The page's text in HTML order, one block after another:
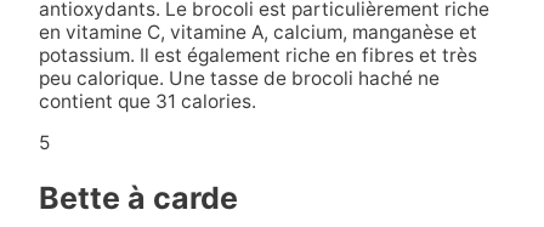
antioxydants. Le brocoli est particulièrement riche
en vitamine C, vitamine A, calcium, manganèse et
potassium. Il est également riche en fibres et très
peu calorique. Une tasse de brocoli haché ne
contient que 31 calories.
5
Bette à carde